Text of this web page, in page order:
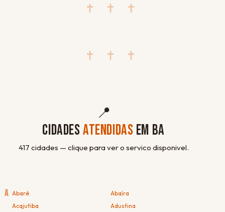
✝ ✝ ✝
✝ ✝ ✝
📍
CIDADESATENDIDAS EM BA
417 cidades — clique para ver o servico disponivel.
A Abaré
Abaíra
Acajutiba
Adustina